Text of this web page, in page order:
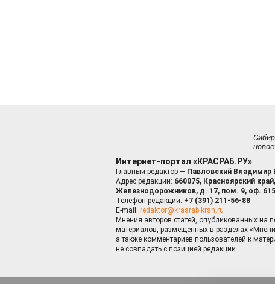
Интернет-портал «КРАСРАБ.РУ»
Главный редактор — Павловский Владимир
Адрес редакции: 660075, Красноярский
Железнодорожников, д. 17, пом. 9, оф.
Телефон редакции: +7 (391) 211-56-88
E-mail: redaktor@krasrab.krsn.ru
Мнения авторов статей, опубликованных на
материалов, размещённых в разделах
а также комментариев пользователей к
не совпадать с позицией редакции.Оставаясь